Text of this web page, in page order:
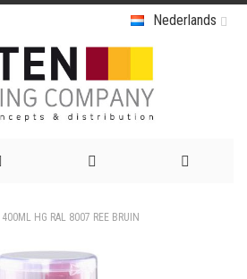
Nederlands
400ML HG RAL 8007 REE BRUIN